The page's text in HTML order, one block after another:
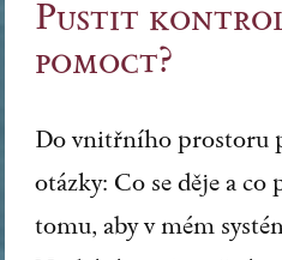
Pustit
pomoct?
Do vnitřního prostoru
otázky: Co se děje a
tomu, aby v mém